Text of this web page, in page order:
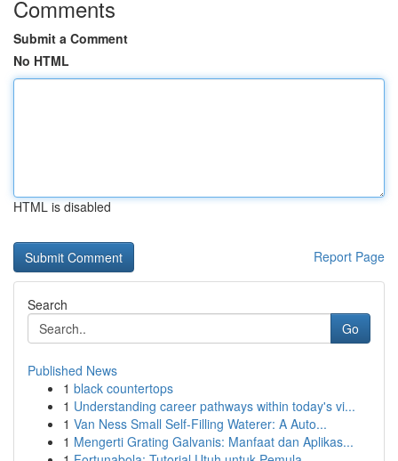
Comments
Submit a Comment
No HTML
HTML is disabled
Report Page
Search
Go
Published News
1 black countertops
1 Understanding career pathways within today's vi...
1 Van Ness Small Self-Filling Waterer: A Auto...
1 Mengerti Grating Galvanis: Manfaat dan Aplikas...